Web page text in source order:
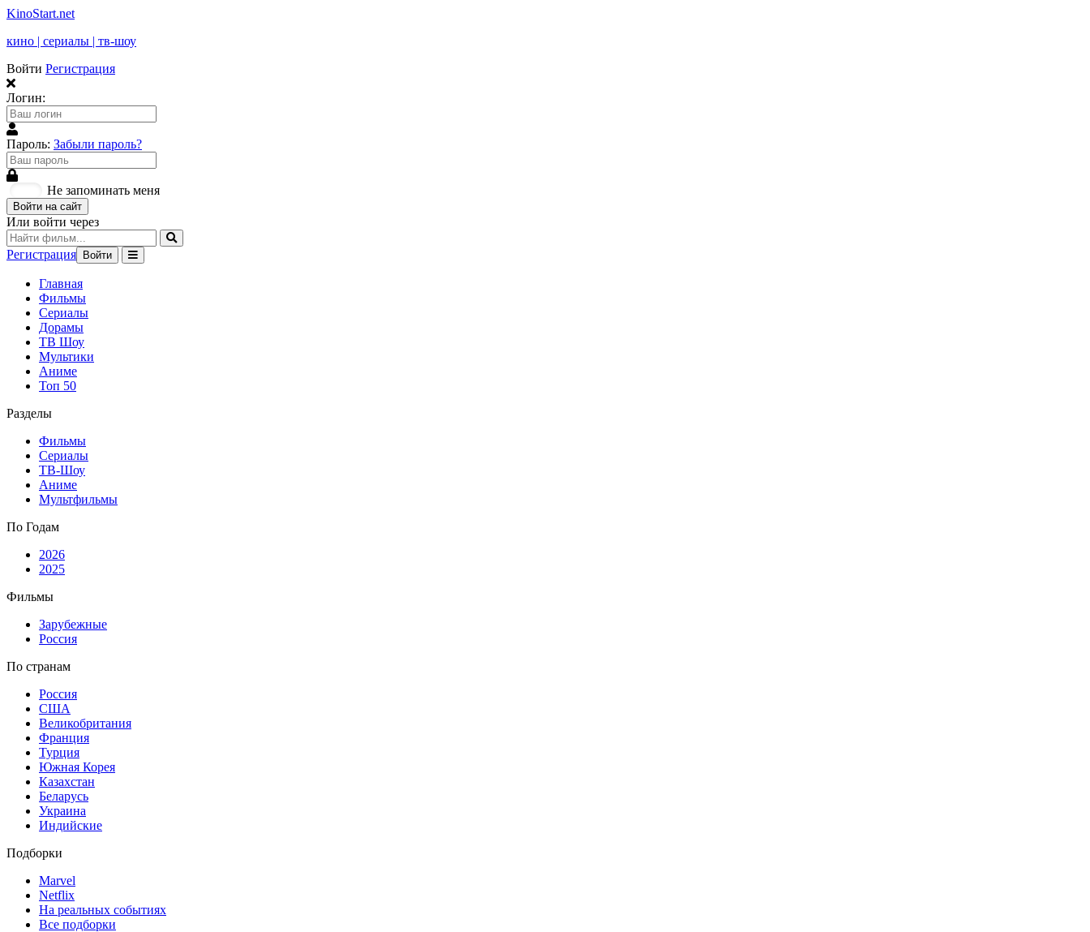
KinoStart.net
кино | сериалы | тв-шоу
Войти Регистрация
Логин:
Пароль: Забыли пароль?
Не запоминать меня
Войти на сайт
Или войти через
Регистрация Войти
Главная
Фильмы
Сериалы
Дорамы
ТВ Шоу
Мультики
Аниме
Топ 50
Разделы
Фильмы
Сериалы
ТВ-Шоу
Аниме
Мультфильмы
По Годам
2026
2025
Фильмы
Зарубежные
Россия
По странам
Россия
США
Великобритания
Франция
Турция
Южная Корея
Казахстан
Беларусь
Украина
Индийские
Подборки
Marvel
Netflix
На реальных событиях
Все подборки